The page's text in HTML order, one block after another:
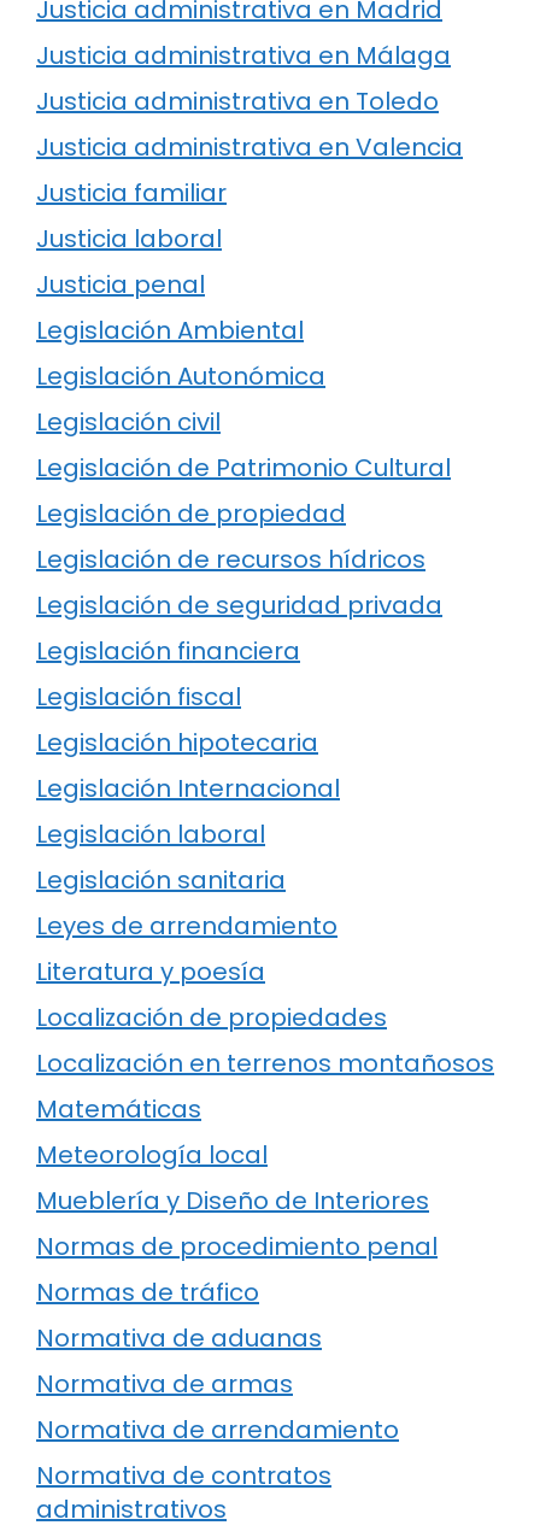
Justicia administrativa en Madrid
Justicia administrativa en Málaga
Justicia administrativa en Toledo
Justicia administrativa en Valencia
Justicia familiar
Justicia laboral
Justicia penal
Legislación Ambiental
Legislación Autonómica
Legislación civil
Legislación de Patrimonio Cultural
Legislación de propiedad
Legislación de recursos hídricos
Legislación de seguridad privada
Legislación financiera
Legislación fiscal
Legislación hipotecaria
Legislación Internacional
Legislación laboral
Legislación sanitaria
Leyes de arrendamiento
Literatura y poesía
Localización de propiedades
Localización en terrenos montañosos
Matemáticas
Meteorología local
Mueblería y Diseño de Interiores
Normas de procedimiento penal
Normas de tráfico
Normativa de aduanas
Normativa de armas
Normativa de arrendamiento
Normativa de contratos
administrativos